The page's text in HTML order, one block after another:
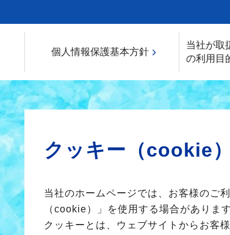
個人情報保護基本方針
当社が取
の利用目
クッキー（cookie
当社のホームページでは、お客様のご
（cookie）」を使用する場合があります
クッキーとは、ウェブサイトからお客